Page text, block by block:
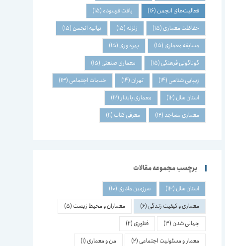
فعالیت‌های انجمن (16) بافت فرسوده (15)
حفاظت معماری (15) زلزله (15) بیانیه انجمن (15)
مسابقه معماری (15) بهره وری (15)
گوناگونی فرهنگی (15) معماری صنعتی (15)
زیبایی شناسی (14) تهران (14) خدمات اجتماعی (13)
استان سال (12) معماری پایدار (12)
معماری مساجد(12) معرفی کتاب (11)
برچسب مجموعه مقالات
استان سال (13) سرزمین مادری (10)
معماری و کیفیت زندگی (6) معماران و محیط زیست (5)
جهانی شدن (3) فناوری (2)
معمار و مسئولیت اجتماعی (2) من و معماری (1)